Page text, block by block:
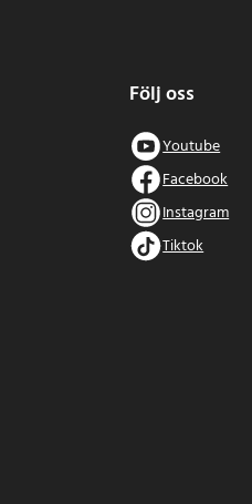
Följ oss
Youtube
Facebook
Instagram
Tiktok